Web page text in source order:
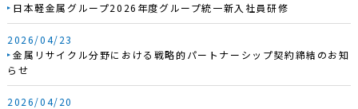
日本軽金属グループ2026年度グループ統一新入社員研修
2026/04/23
金属リサイクル分野における戦略的パートナーシップ契約締結のお知
らせ
2026/04/20